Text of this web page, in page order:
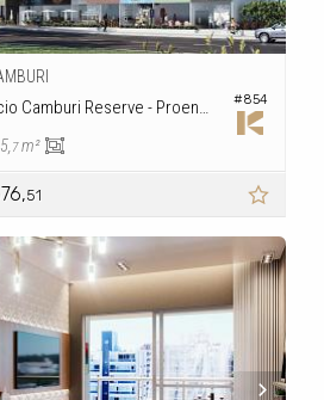
#854
Apartamento no Edifício Camburi Reserve - Proeng Home
7m²
51